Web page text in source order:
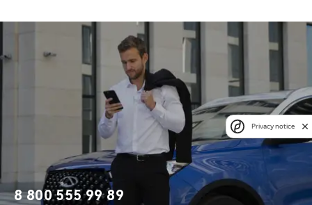
8 800 555 99 89
Privacy notice